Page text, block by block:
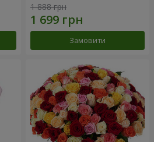
1 888 грн
Замовити